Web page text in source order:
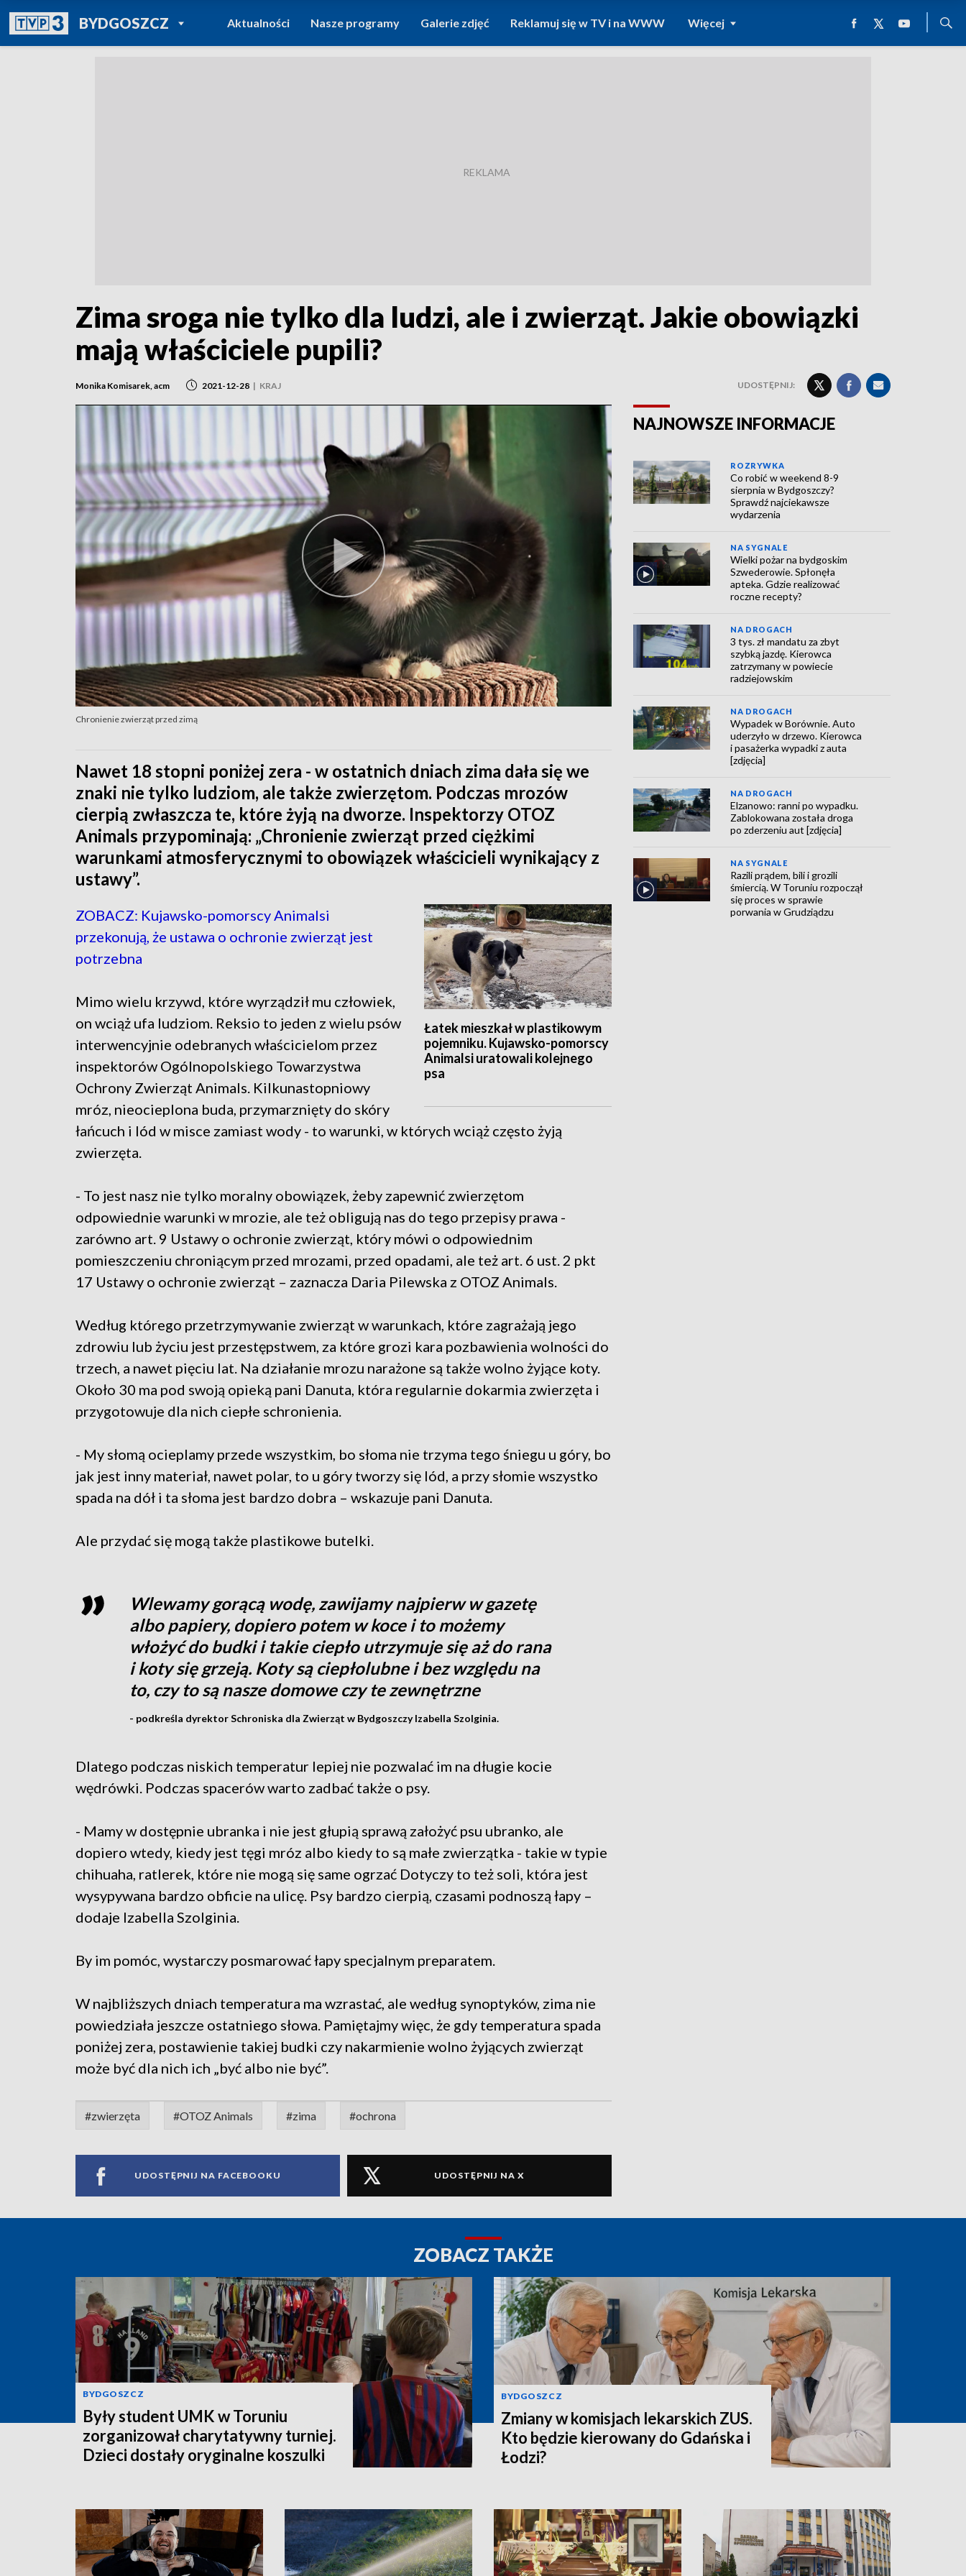
BYDGOSZCZPOWRÓT DO
TVP REGIONY
Aktualności Nasze programy Galerie zdjęć Reklamuj się w TV i na WWW Więcej
Zima sroga nie tylko dla ludzi, ale i zwierząt. Jakie obowiązki
mają właściciele pupili?
Monika Komisarek, acm 2021-12-28 | KRAJ UDOSTĘPNIJ:
Chronienie zwierząt przed zimą
Nawet 18 stopni poniżej zera - w ostatnich dniach zima dała się we
znaki nie tylko ludziom, ale także zwierzętom. Podczas mrozów
cierpią zwłaszcza te, które żyją na dworze. Inspektorzy OTOZ
Animals przypominają: „Chronienie zwierząt przed ciężkimi
warunkami atmosferycznymi to obowiązek właścicieli wynikający z
ustawy”.
Łatek mieszkał w plastikowym
pojemniku. Kujawsko-pomorscy
Animalsi uratowali kolejnego
psa
ZOBACZ: Kujawsko-pomorscy Animalsi
przekonują, że ustawa o ochronie zwierząt jest
potrzebna
Mimo wielu krzywd, które wyrządził mu człowiek,
on wciąż ufa ludziom. Reksio to jeden z wielu psów
interwencyjnie odebranych właścicielom przez
inspektorów Ogólnopolskiego Towarzystwa
Ochrony Zwierząt Animals. Kilkunastopniowy
mróz, nieocieplona buda, przymarznięty do skóry
łańcuch i lód w misce zamiast wody - to warunki, w których wciąż często żyją
zwierzęta.
- To jest nasz nie tylko moralny obowiązek, żeby zapewnić zwierzętom
odpowiednie warunki w mrozie, ale też obligują nas do tego przepisy prawa -
zarówno art. 9 Ustawy o ochronie zwierząt, który mówi o odpowiednim
pomieszczeniu chroniącym przed mrozami, przed opadami, ale też art. 6 ust. 2 pkt
17 Ustawy o ochronie zwierząt – zaznacza Daria Pilewska z OTOZ Animals.
Według którego przetrzymywanie zwierząt w warunkach, które zagrażają jego
zdrowiu lub życiu jest przestępstwem, za które grozi kara pozbawienia wolności do
trzech, a nawet pięciu lat. Na działanie mrozu narażone są także wolno żyjące koty.
Około 30 ma pod swoją opieką pani Danuta, która regularnie dokarmia zwierzęta i
przygotowuje dla nich ciepłe schronienia.
- My słomą ocieplamy przede wszystkim, bo słoma nie trzyma tego śniegu u góry, bo
jak jest inny materiał, nawet polar, to u góry tworzy się lód, a przy słomie wszystko
spada na dół i ta słoma jest bardzo dobra – wskazuje pani Danuta.
Ale przydać się mogą także plastikowe butelki.
Wlewamy gorącą wodę, zawijamy najpierw w gazetę
albo papiery, dopiero potem w koce i to możemy
włożyć do budki i takie ciepło utrzymuje się aż do rana
i koty się grzeją. Koty są ciepłolubne i bez względu na
to, czy to są nasze domowe czy te zewnętrzne
- podkreśla dyrektor Schroniska dla Zwierząt w Bydgoszczy Izabella Szolginia.
Dlatego podczas niskich temperatur lepiej nie pozwalać im na długie kocie
wędrówki. Podczas spacerów warto zadbać także o psy.
- Mamy w dostępnie ubranka i nie jest głupią sprawą założyć psu ubranko, ale
dopiero wtedy, kiedy jest tęgi mróz albo kiedy to są małe zwierzątka - takie w typie
chihuaha, ratlerek, które nie mogą się same ogrzać Dotyczy to też soli, która jest
wysypywana bardzo obficie na ulicę. Psy bardzo cierpią, czasami podnoszą łapy –
dodaje Izabella Szolginia.
By im pomóc, wystarczy posmarować łapy specjalnym preparatem.
W najbliższych dniach temperatura ma wzrastać, ale według synoptyków, zima nie
powiedziała jeszcze ostatniego słowa. Pamiętajmy więc, że gdy temperatura spada
poniżej zera, postawienie takiej budki czy nakarmienie wolno żyjących zwierząt
może być dla nich ich „być albo nie być”.
#zwierzęta #OTOZ Animals #zima #ochrona
UDOSTĘPNIJ NA FACEBOOKU UDOSTĘPNIJ NA X
NAJNOWSZE INFORMACJE
ROZRYWKA
Co robić w weekend 8-9
sierpnia w Bydgoszczy?
Sprawdź najciekawsze
wydarzenia
NA SYGNALE
Wielki pożar na bydgoskim
Szwederowie. Spłonęła
apteka. Gdzie realizować
roczne recepty?
NA DROGACH
3 tys. zł mandatu za zbyt
szybką jazdę. Kierowca
zatrzymany w powiecie
radziejowskim
NA DROGACH
Wypadek w Borównie. Auto
uderzyło w drzewo. Kierowca
i pasażerka wypadki z auta
[zdjęcia]
NA DROGACH
Elzanowo: ranni po wypadku.
Zablokowana została droga
po zderzeniu aut [zdjęcia]
NA SYGNALE
Razili prądem, bili i grozili
śmiercią. W Toruniu rozpoczął
się proces w sprawie
porwania w Grudziądzu
ZOBACZ TAKŻE
BYDGOSZCZ
Były student UMK w Toruniu
zorganizował charytatywny turniej.
Dzieci dostały oryginalne koszulki
BYDGOSZCZ
Zmiany w komisjach lekarskich ZUS.
Kto będzie kierowany do Gdańska i
Łodzi?